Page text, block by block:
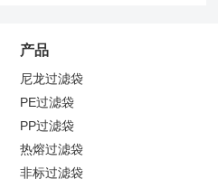
产品
尼龙过滤袋
PE过滤袋
PP过滤袋
热熔过滤袋
非标过滤袋